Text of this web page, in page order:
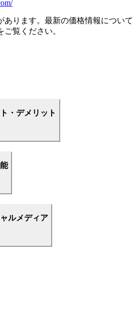
あります。最新の価格情報について
覧ください。
・デメリット
ルメディア